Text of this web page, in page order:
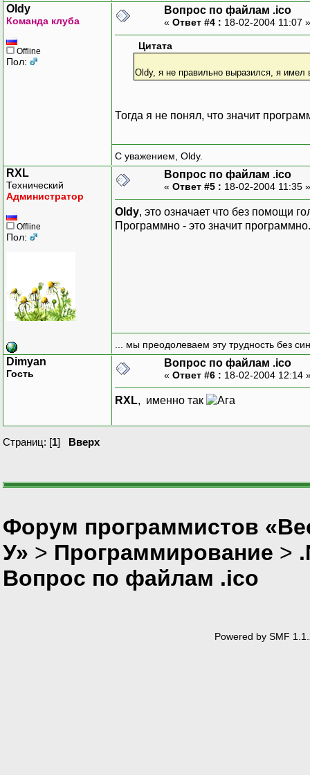
Oldy
Команда клуба
Offline
Пол:
Вопрос по файлам .ico
« Ответ #4 : 18-02-2004 11:07
Цитата
Oldy, я не правильно выразился, я имел
Тогда я не понял, что значит
С уважением, Oldy.
RXL
Технический
Администратор
Offline
Пол:
Вопрос по файлам .ico
« Ответ #5 : 18-02-2004 11:35
Oldy, это означает что без помощи
Программно - это значит
... мы преодолеваем эту трудность без
Dimyan
Гость
Вопрос по файлам .ico
« Ответ #6 : 18-02-2004 12:14
RXL, именно так
Страниц: [1] Вверх
Форум программистов
У» > Программирование >
Вопрос по файлам .ico
Powered by SMF